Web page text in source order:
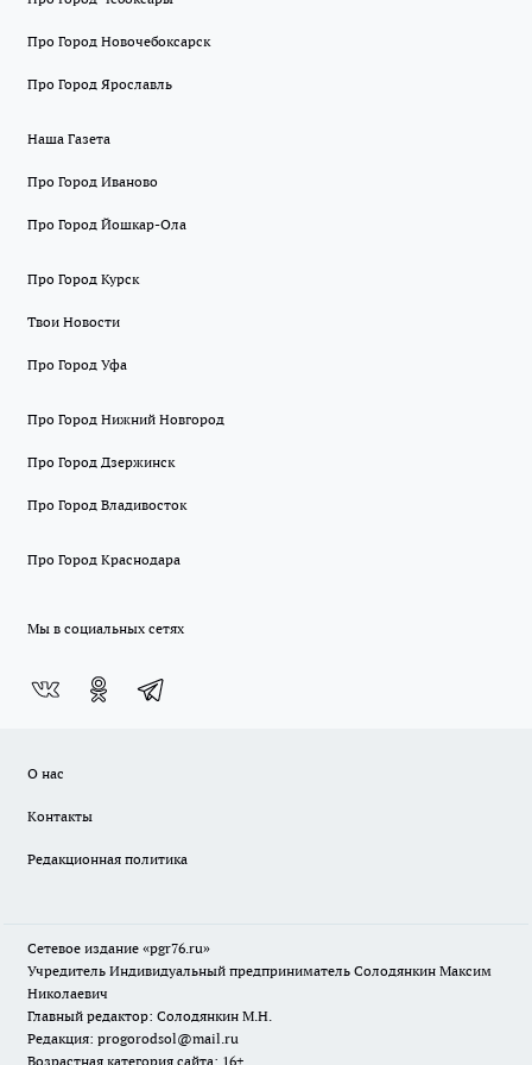
Про Город Новочебоксарск
Про Город Ярославль
Наша Газета
Про Город Иваново
Про Город Йошкар-Ола
Про Город Курск
Твои Новости
Про Город Уфа
Про Город Нижний Новгород
Про Город Дзержинск
Про Город Владивосток
Про Город Краснодара
Мы в социальных сетях
О нас
Контакты
Редакционная политика
Сетевое издание «pgr76.ru»
Учредитель Индивидуальный предприниматель Солодянкин Максим
Николаевич
Главный редактор: Солодянкин М.Н.
Редакция: progorodsol@mail.ru
Возрастная категория сайта: 16+